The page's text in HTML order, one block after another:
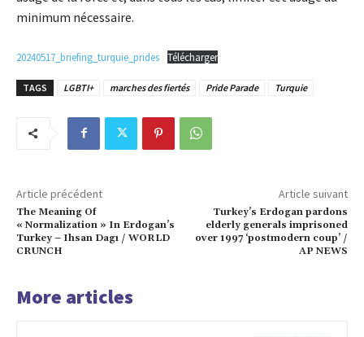
minimum nécessaire.
20240517_briefing_turquie_prides Télécharger
TAGS LGBTI+ marches des fiertés Pride Parade Turquie
Article précédent
The Meaning Of
« Normalization » In Erdogan’s
Turkey – Ihsan Dagı / WORLD
CRUNCH
Article suivant
Turkey’s Erdogan pardons
elderly generals imprisoned
over 1997 ‘postmodern coup’ /
AP NEWS
More articles